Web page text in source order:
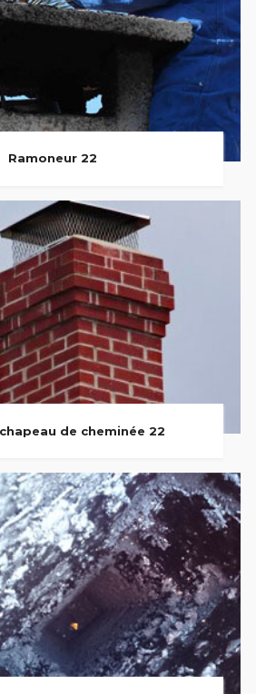
Ramoneur 22
de cheminée 22